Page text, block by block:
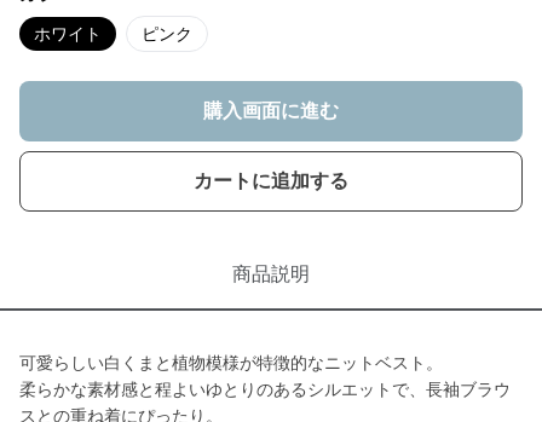
ホワイト ピンク
購入画面に進む
カートに追加する
商品説明
可愛らしい白くまと植物模様が特徴的なニットベスト。
柔らかな素材感と程よいゆとりのあるシルエットで、長袖ブラウ
スとの重ね着にぴったり。